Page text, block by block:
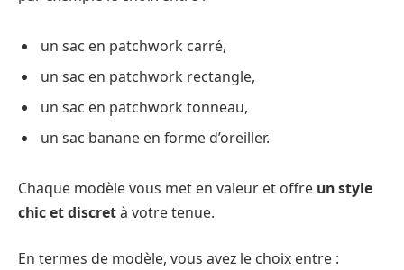
un sac en patchwork carré,
un sac en patchwork rectangle,
un sac en patchwork tonneau,
un sac banane en forme d’oreiller.
Chaque modèle vous met en valeur et offre un style
chic et discretà votre tenue.
En termes de modèle, vous avez le choix entre :